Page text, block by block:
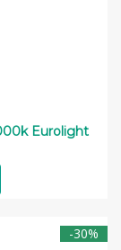
Eurolight
-30%